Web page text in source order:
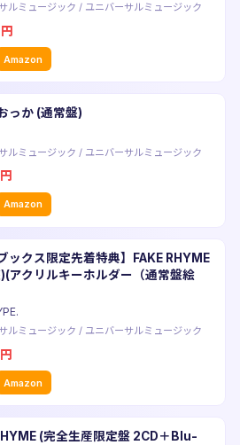
ルミュージック / ユニバーサルミュージック
円
Amazon
っか (通常盤)
ルミュージック / ユニバーサルミュージック
円
Amazon
ックス限定先着特典】FAKE RHYME
アクリルキーホルダー（通常盤絵
ルミュージック / ユニバーサルミュージック
円
Amazon
(完全生産限定盤 2CD＋Blu-